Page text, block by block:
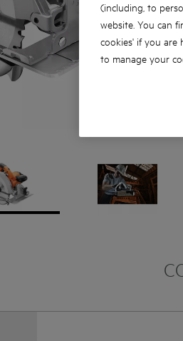
(including, to
website. You can
cookies' if you are
to manage your